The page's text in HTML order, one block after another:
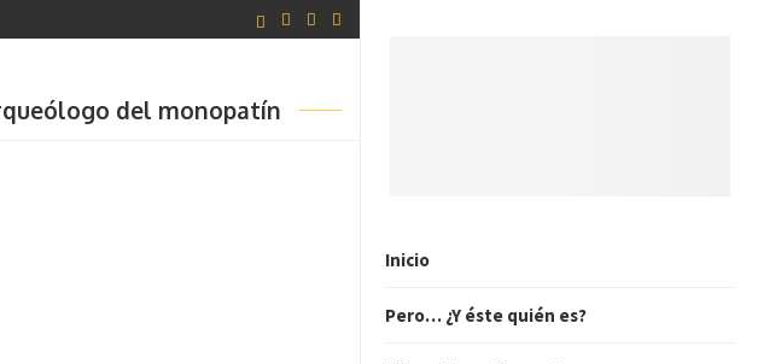
Inicio
Pero… ¿Y éste quién es?
del monopatín